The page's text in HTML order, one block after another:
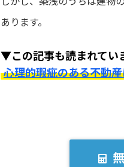
あります。
▼この記事も読まれてい
心理的瑕疵のある不動